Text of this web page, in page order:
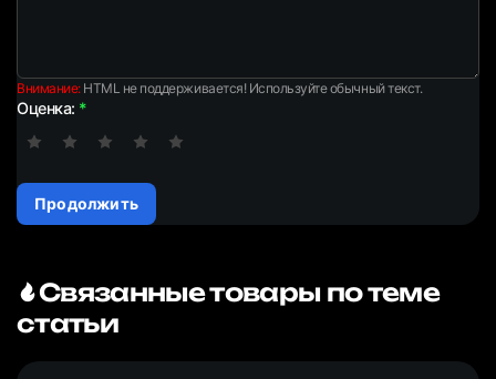
Внимание:HTML не поддерживается! Используйте обычный текст.
Оценка:
Продолжить
Связанные товары по теме
статьи